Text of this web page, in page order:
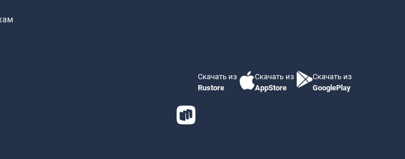
Скачать из
Rustore
Скачать из
AppStore
Скачать из
GooglePlay